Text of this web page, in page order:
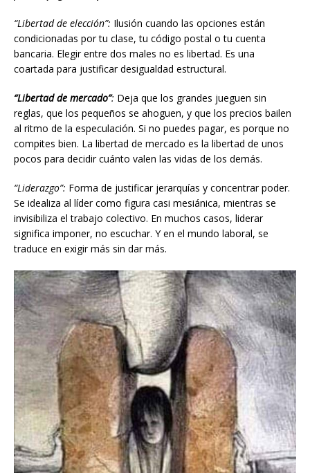
“Libertad de elección”: Ilusión cuando las opciones están
condicionadas por tu clase, tu código postal o tu cuenta
bancaria. Elegir entre dos males no es libertad. Es una
coartada para justificar desigualdad estructural.
“Libertad de mercado”: Deja que los grandes jueguen sin
reglas, que los pequeños se ahoguen, y que los precios bailen
al ritmo de la especulación. Si no puedes pagar, es porque no
compites bien. La libertad de mercado es la libertad de unos
pocos para decidir cuánto valen las vidas de los demás.
“Liderazgo”: Forma de justificar jerarquías y concentrar poder.
Se idealiza al líder como figura casi mesiánica, mientras se
invisibiliza el trabajo colectivo. En muchos casos, liderar
significa imponer, no escuchar. Y en el mundo laboral, se
traduce en exigir más sin dar más.